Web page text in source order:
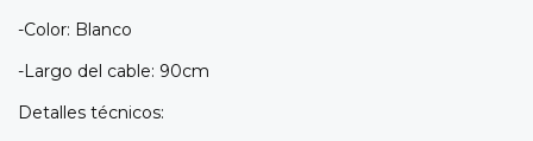
-Color: Blanco
-Largo del cable: 90cm
Detalles técnicos: